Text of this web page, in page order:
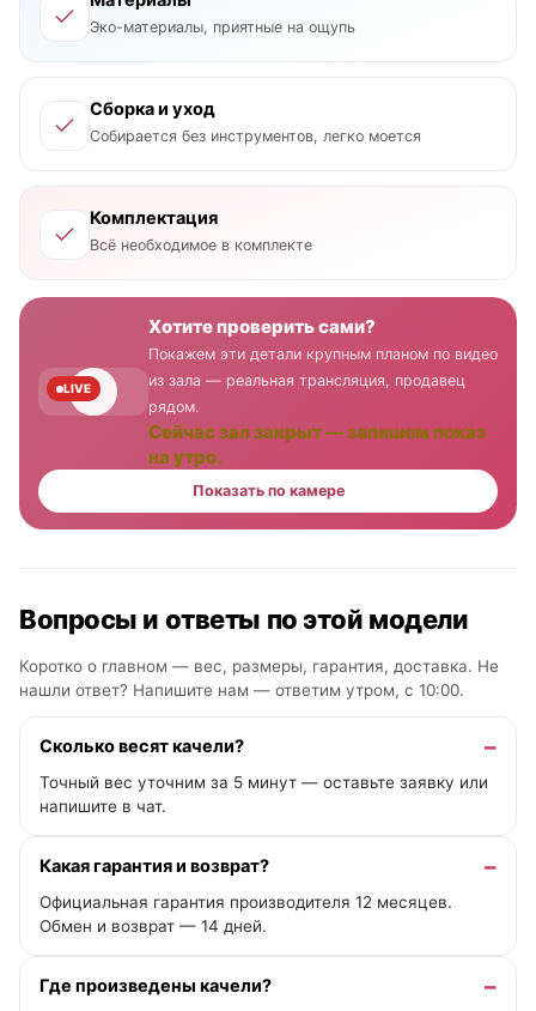
Эко-материалы, приятные на ощупь
Сборка и уход
Собирается без инструментов, легко моется
Комплектация
Всё необходимое в комплекте
LIVE
Хотите проверить сами?
Покажем эти детали крупным планом по видео
из зала — реальная трансляция, продавец
рядом.
Сейчас зал закрыт — запишем показ
на утро.
Показать по камере
Вопросы и ответы по этой модели
Коротко о главном — вес, размеры, гарантия, доставка. Не
нашли ответ? Напишите нам — ответим утром, с 10:00.
Сколько весят качели?
Точный вес уточним за 5 минут — оставьте заявку или
напишите в чат.
Какая гарантия и возврат?
Официальная гарантия производителя 12 месяцев.
Обмен и возврат — 14 дней.
Где произведены качели?